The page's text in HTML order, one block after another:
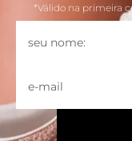
*Válido na primeira